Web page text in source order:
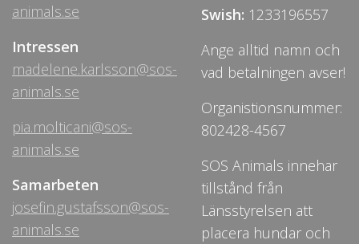
animals.se
Intressen
madelene.karlsson@sos-
animals.se
pia.molticani@sos-
animals.se
Samarbeten
josefin.gustafsson@sos-
animals.se
Swish: 1233196557
Ange alltid namn och
vad betalningen avser!
Organistionsnummer:
802428-4567
SOS Animals innehar
tillstånd från
Länsstyrelsen att
placera hundar och